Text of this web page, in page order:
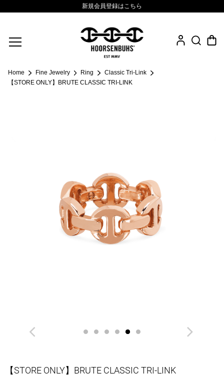
.925 Sterling
新規会員登録はこちら
Home Fine Jewelry Ring
Classic Tri-Link
【STORE ONLY】BRUTE CLASSIC TRI-LINK
【STORE ONLY】BRUTE CLASSIC TRI-LINK